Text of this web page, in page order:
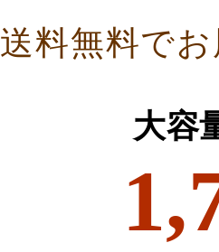
送料無料でお
大容